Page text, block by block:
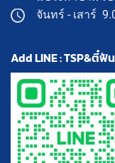
จันทร์ - เสาร์
Add LINE : TSP&ตี๋ฟั